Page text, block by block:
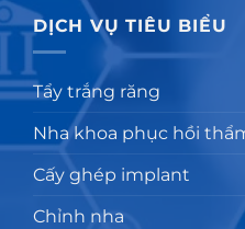
DỊCH VỤ TIÊU BIỂU
Tẩy trắng răng
Nha khoa phục hồi
Cấy ghép implant
Chỉnh nha